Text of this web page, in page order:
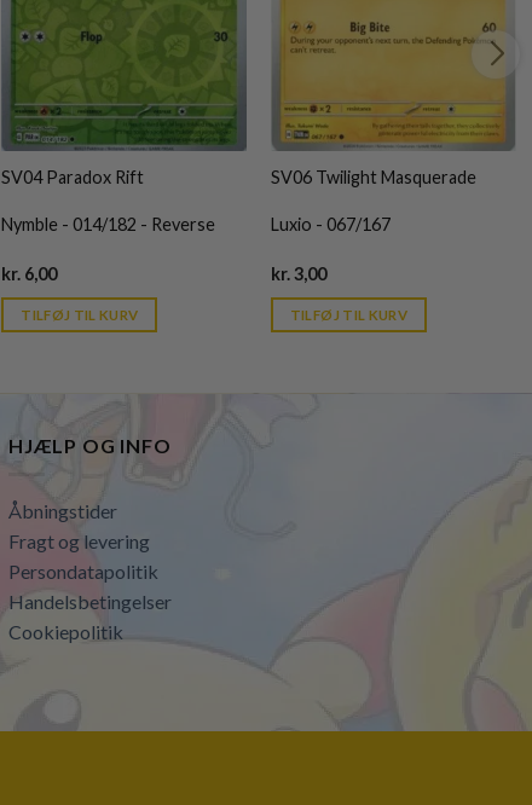
SV04 Paradox Rift
Nymble - 014/182 - Reverse
kr. 6,00Current
is:
kr. 39,95.
TILFØJ TIL KURV
SV06 Twilight Masquerade
Luxio - 067/167
kr.3,00Current
is:
kr. 39,95.
TILFØJ TIL KURV
HJÆLP OG INFO
Åbningstider
Fragt og levering
Persondatapolitik
Handelsbetingelser
Cookiepolitik